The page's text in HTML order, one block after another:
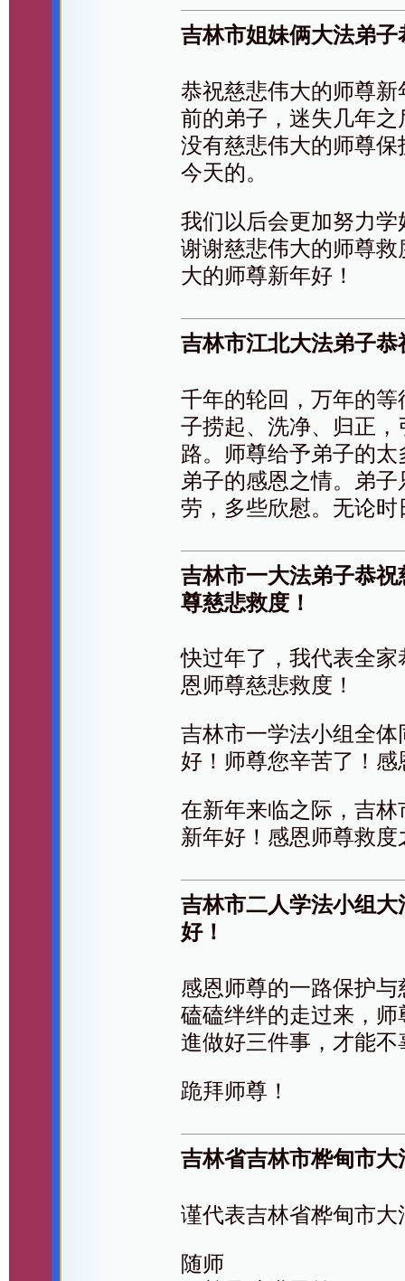
吉林市姐妹俩大法弟
恭祝慈悲伟大的师尊
前的弟子，迷失几年
没有慈悲伟大的师尊
今天的。
我们以后会更加努力
谢谢慈悲伟大的师尊
大的师尊新年好！
吉林市江北大法弟子
千年的轮回，万年的
子捞起、洗净、归正
路。师尊给予弟子的
弟子的感恩之情。弟
劳，多些欣慰。无论
吉林市一大法弟子恭
尊慈悲救度！
快过年了，我代表全
恩师尊慈悲救度！
吉林市一学法小组全
好！师尊您辛苦了！
在新年来临之际，吉
新年好！感恩师尊救度
吉林市二人学法小组
好！
感恩师尊的一路保护
磕磕绊绊的走过来，
進做好三件事，才能
跪拜师尊！
吉林省吉林市桦甸市
谨代表吉林省桦甸市
随师